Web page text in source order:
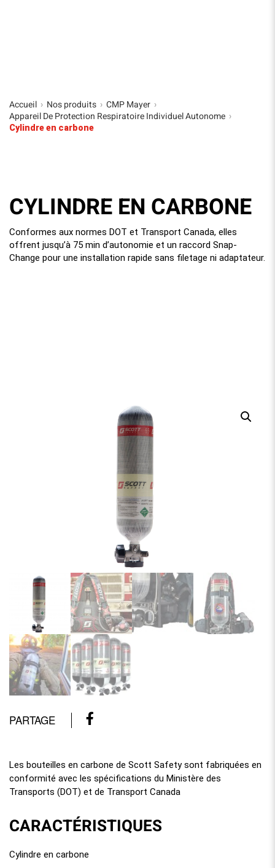
Accueil › Nos produits › CMP Mayer ›
Appareil De Protection Respiratoire Individuel Autonome ›
Cylindre en carbone
CYLINDRE EN CARBONE
Conformes aux normes DOT et Transport Canada, elles
offrent jusqu’à 75 min d’autonomie et un raccord Snap-
Change pour une installation rapide sans filetage ni adaptateur.
PARTAGE
Les bouteilles en carbone de Scott Safety sont fabriquées en
conformité avec les spécifications du Ministère des
Transports (DOT) et de Transport Canada
CARACTÉRISTIQUES
Cylindre en carbone